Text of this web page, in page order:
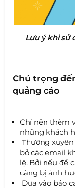
Lưu ý khi sử
Chú trọng
quảng cáo
Chỉ nên thêm
những khách
Thường xuyên
bỏ các email
lệ. Bởi nếu để
càng bị ảnh
Dựa vào báo